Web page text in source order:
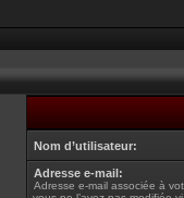
Nom d’utilisateur:
Adresse e-mail:
Adresse e-mail associée à